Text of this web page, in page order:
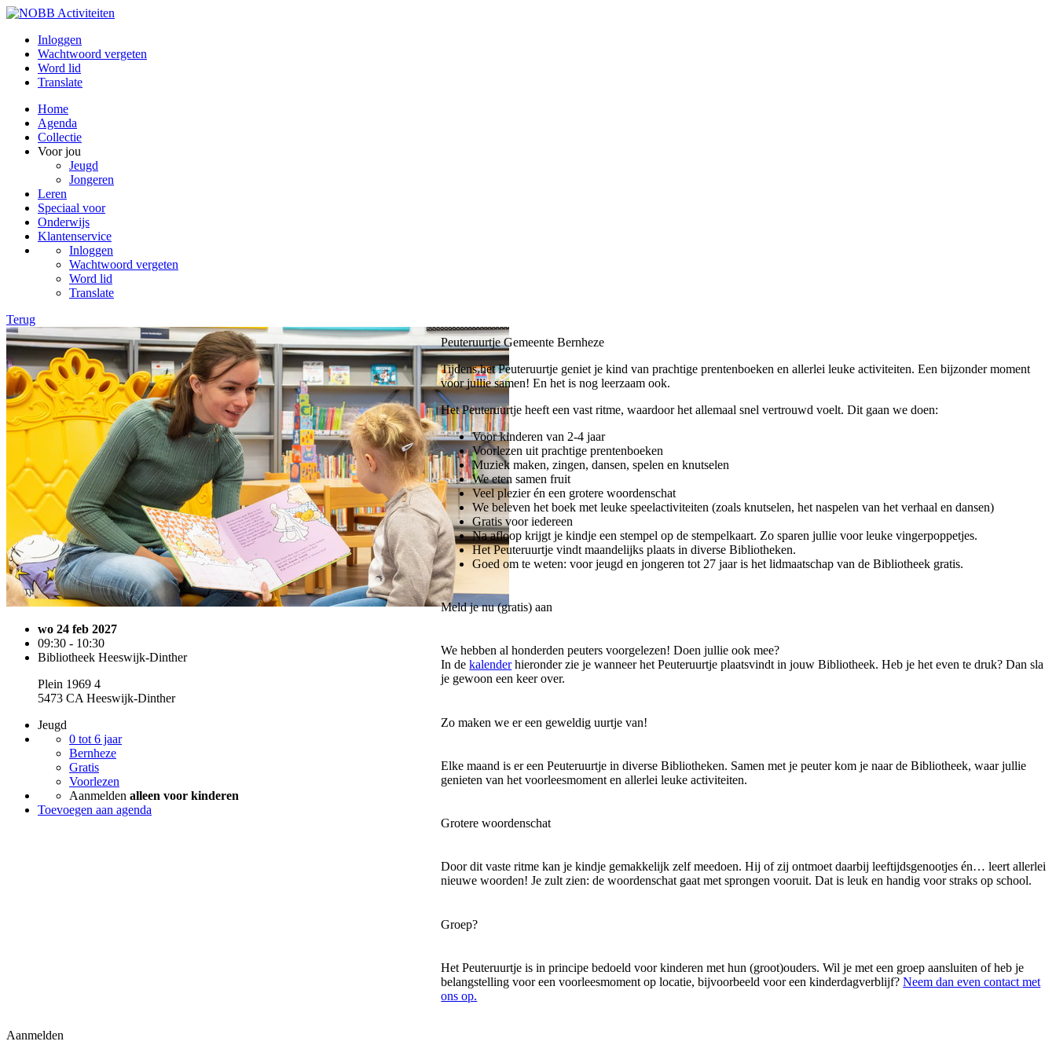
Inloggen
Wachtwoord vergeten
Word lid
Translate
Home
Agenda
Collectie
Voor jou
Jeugd
Jongeren
Leren
Speciaal voor
Onderwijs
Klantenservice
Inloggen
Wachtwoord vergeten
Word lid
Translate
Terug
wo 24 feb 2027
09:30 - 10:30
Bibliotheek Heeswijk-Dinther
Plein 1969 4
5473 CA Heeswijk-Dinther
Jeugd
0 tot 6 jaar
Bernheze
Gratis
Voorlezen
Aanmelden alleen voor kinderen
Toevoegen aan agenda
Peuteruurtje Gemeente Bernheze
Tijdens het Peuteruurtje geniet je kind van prachtige prentenboeken en allerlei leuke activiteiten. Een bijzonder moment
voor jullie samen! En het is nog leerzaam ook.
Het Peuteruurtje heeft een vast ritme, waardoor het allemaal snel vertrouwd voelt. Dit gaan we doen:
Voor kinderen van 2-4 jaar
Voorlezen uit prachtige prentenboeken
Muziek maken, zingen, dansen, spelen en knutselen
We eten samen fruit
Veel plezier én een grotere woordenschat
We beleven het boek met leuke speelactiviteiten (zoals knutselen, het naspelen van het verhaal en dansen)
Gratis voor iedereen
Na afloop krijgt je kindje een stempel op de stempelkaart. Zo sparen jullie voor leuke vingerpoppetjes.
Het Peuteruurtje vindt maandelijks plaats in diverse Bibliotheken.
Goed om te weten: voor jeugd en jongeren tot 27 jaar is het lidmaatschap van de Bibliotheek gratis.
Meld je nu (gratis) aan
We hebben al honderden peuters voorgelezen! Doen jullie ook mee?
In dekalenderhieronder zie je wanneer het Peuteruurtje plaatsvindt in jouw Bibliotheek. Heb je het even te druk? Dan sla
je gewoon een keer over.
Zo maken we er een geweldig uurtje van!
Elke maand is er een Peuteruurtje in diverse Bibliotheken. Samen met je peuter kom je naar de Bibliotheek, waar jullie
genieten van het voorleesmoment en allerlei leuke activiteiten.
Grotere woordenschat
Door dit vaste ritme kan je kindje gemakkelijk zelf meedoen. Hij of zij ontmoet daarbij leeftijdsgenootjes én… leert allerlei
nieuwe woorden! Je zult zien: de woordenschat gaat met sprongen vooruit. Dat is leuk en handig voor straks op school.
Groep?
Het Peuteruurtje is in principe bedoeld voor kinderen met hun (groot)ouders. Wil je met een groep aansluiten of heb je
belangstelling voor een voorleesmoment op locatie, bijvoorbeeld voor een kinderdagverblijf?Neem dan even contact met
ons op.
Aanmelden